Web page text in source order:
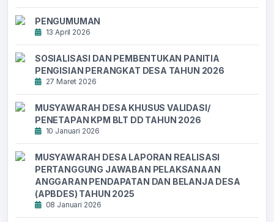
PENGUMUMAN
13 April 2026
SOSIALISASI DAN PEMBENTUKAN PANITIA
PENGISIAN PERANGKAT DESA TAHUN 2026
27 Maret 2026
MUSYAWARAH DESA KHUSUS VALIDASI/
PENETAPAN KPM BLT DD TAHUN 2026
10 Januari 2026
MUSYAWARAH DESA LAPORAN REALISASI
PERTANGGUNG JAWABAN PELAKSANAAN
ANGGARAN PENDAPATAN DAN BELANJA DESA
(APBDES) TAHUN 2025
08 Januari 2026